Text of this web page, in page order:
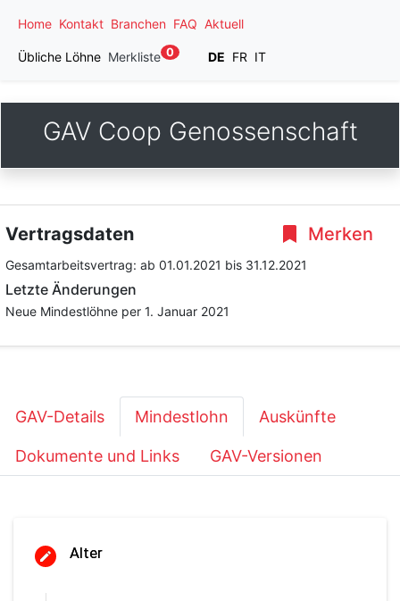
Home Kontakt Branchen FAQ Aktuell
Übliche Löhne Merkliste 0 DE FR IT
GAV Coop Genossenschaft
Merken
Vertragsdaten
Gesamtarbeitsvertrag: ab 01.01.2021 bis 31.12.2021
Letzte Änderungen
Neue Mindestlöhne per 1. Januar 2021
GAV-Details Mindestlohn Auskünfte
Dokumente und Links GAV-Versionen
Alter